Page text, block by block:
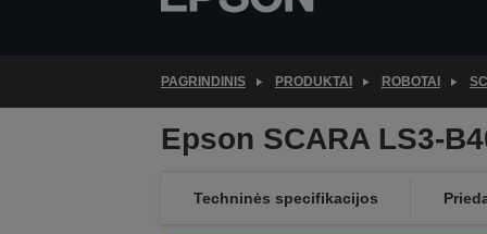
PAGRINDINIS PRODUKTAI ROBOTAI
Epson SCARA LS3-
Techninės specifikacijos